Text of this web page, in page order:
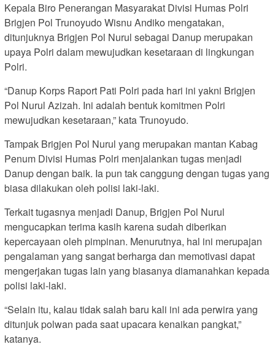
Kepala Biro Penerangan Masyarakat Divisi Humas Polri
Brigjen Pol Trunoyudo Wisnu Andiko mengatakan,
ditunjuknya Brigjen Pol Nurul sebagai Danup merupakan
upaya Polri dalam mewujudkan kesetaraan di lingkungan
Polri.
“Danup Korps Raport Pati Polri pada hari ini yakni Brigjen
Pol Nurul Azizah. Ini adalah bentuk komitmen Polri
mewujudkan kesetaraan,” kata Trunoyudo.
Tampak Brigjen Pol Nurul yang merupakan mantan Kabag
Penum Divisi Humas Polri menjalankan tugas menjadi
Danup dengan baik. Ia pun tak canggung dengan tugas yang
biasa dilakukan oleh polisi laki-laki.
Terkait tugasnya menjadi Danup, Brigjen Pol Nurul
mengucapkan terima kasih karena sudah diberikan
kepercayaan oleh pimpinan. Menurutnya, hal ini merupajan
pengalaman yang sangat berharga dan memotivasi dapat
mengerjakan tugas lain yang biasanya diamanahkan kepada
polisi laki-laki.
“Selain itu, kalau tidak salah baru kali ini ada perwira yang
ditunjuk polwan pada saat upacara kenaikan pangkat,”
katanya.